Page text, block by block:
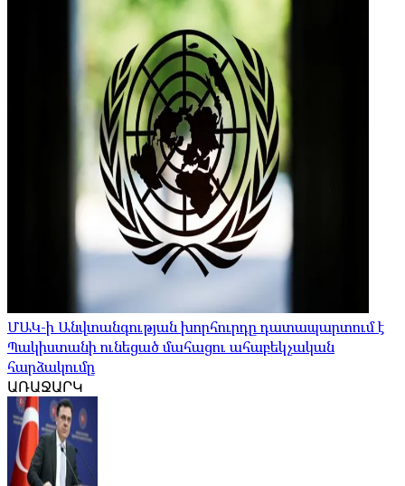
ՄԱԿ-ի Անվտանգության խորհուրդը դատապարտում է
Պակիստանի ունեցած մահացու ահաբեկչական
հարձակումը
ԱՌԱՋԱՐԿ